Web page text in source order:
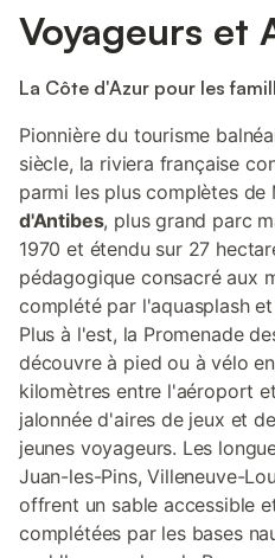
Voyageurs et
La Côte d'Azur pour les
Pionnière du tourisme
siècle, la riviera française
parmi les plus complètes de
d'Antibes, plus grand parc
1970 et étendu sur 27
pédagogique consacré aux
complété par l'aquasplash
Plus à l'est, la Promenade
découvre à pied ou à vélo
kilomètres entre l'aéroport
jalonnée d'aires de jeux et
jeunes voyageurs. Les
Juan-les-Pins, Villeneuve-
offrent un sable accessible
complétées par les bases